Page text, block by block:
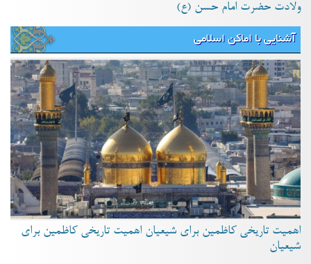
ولادت حضرت امام حسن (ع)
آشنایی با اماکن اسلامی
اهمیت تاریخی کاظمین برای شیعیان اهمیت تاریخی کاظمین برای
شیعیان